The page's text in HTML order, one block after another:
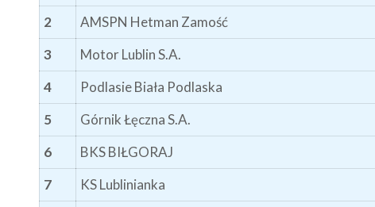
2
AMSPN Hetman Zamość
3
Motor Lublin S.A.
4
Podlasie Biała Podlaska
5
Górnik Łęczna S.A.
6
BKS BIŁGORAJ
7
KS Lublinianka